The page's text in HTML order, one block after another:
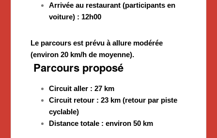
Arrivée au restaurant (participants en
voiture) : 12h00
Le parcours est prévu à allure modérée
(environ 20 km/h de moyenne).
Parcours proposé
Circuit aller : 27 km
Circuit retour : 23 km (retour par piste
cyclable)
Distance totale : environ 50 km